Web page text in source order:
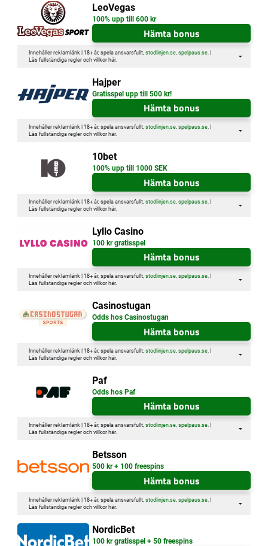
LeoVegas
100% upp till 600 kr
Hämta bonus
Innehåller reklamlänk | 18+ år, spela ansvarsfullt, stodlinjen.se, spelpaus.se. |
Läs fullständiga regler och villkor här.
Hajper
Gratisspel upp till 500 kr!
Hämta bonus
Innehåller reklamlänk | 18+ år, spela ansvarsfullt, stodlinjen.se, spelpaus.se. |
Läs fullständiga regler och villkor här.
10bet
100% upp till 1000 SEK
Hämta bonus
Innehåller reklamlänk | 18+ år, spela ansvarsfullt, stodlinjen.se, spelpaus.se. |
Läs fullständiga regler och villkor här.
Lyllo Casino
100 kr gratisspel
Hämta bonus
Innehåller reklamlänk | 18+ år, spela ansvarsfullt, stodlinjen.se, spelpaus.se. |
Läs fullständiga regler och villkor här.
Casinostugan
Odds hos Casinostugan
Hämta bonus
Innehåller reklamlänk | 18+ år, spela ansvarsfullt, stodlinjen.se, spelpaus.se. |
Läs fullständiga regler och villkor här.
Paf
Odds hos Paf
Hämta bonus
Innehåller reklamlänk | 18+ år, spela ansvarsfullt, stodlinjen.se, spelpaus.se. |
Läs fullständiga regler och villkor här.
Betsson
500 kr + 100 freespins
Hämta bonus
Innehåller reklamlänk | 18+ år, spela ansvarsfullt, stodlinjen.se, spelpaus.se. |
Läs fullständiga regler och villkor här.
NordicBet
100 kr gratisspel + 50 freespins